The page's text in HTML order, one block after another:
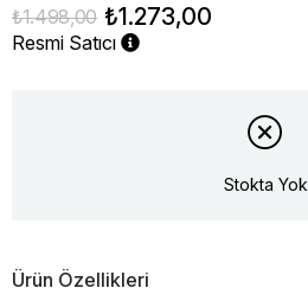
₺1.498,00 ₺1.273,00
Resmi Satıcı
Stokta Yok
Ürün Özellikleri